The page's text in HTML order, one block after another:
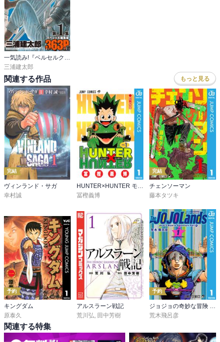
一気読み!『ベルセルク』スペシャル編集版
三浦建太郎
関連する作品 もっと見る
完結
ヴィンランド・サガ
幸村誠
冨樫義博
完結
チェンソーマン
藤本タツキ
予約
キングダム
原泰久
アルスラーン戦記
荒川弘, 田中芳樹
予約
ジョジョの奇妙な冒険 第9部 ザ・ジョジョランズ
荒木飛呂彦
関連する特集